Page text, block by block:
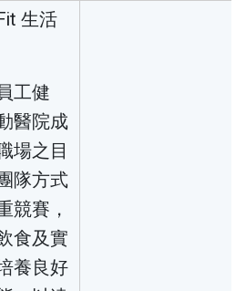
生活
工健
醫院成
場之目
隊方式
競賽，
食及實
養良好